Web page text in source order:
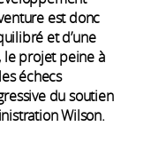
est donc
et d’une
le projet peine à
échecs
du soutien
Wilson.